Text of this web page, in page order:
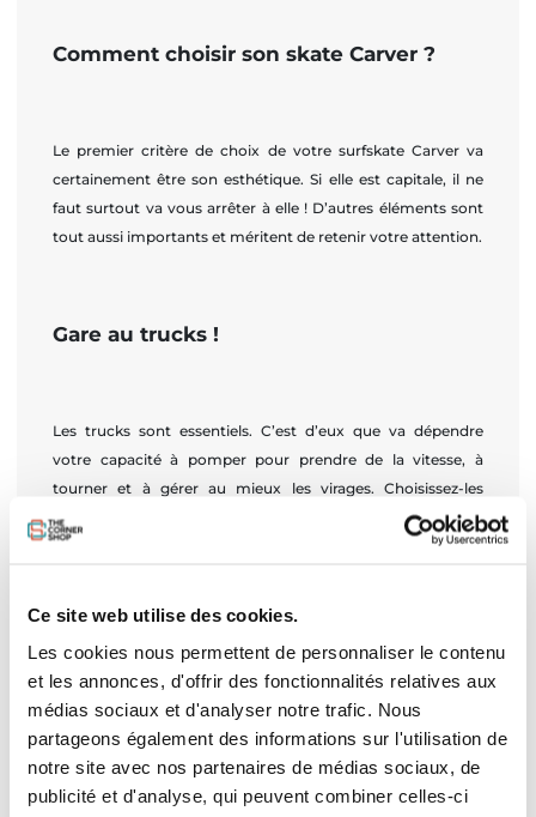
Ce site web utilise des cookies.
Les cookies nous permettent de personnaliser le contenu
et les annonces, d'offrir des fonctionnalités relatives aux
médias sociaux et d'analyser notre trafic. Nous
partageons également des informations sur l'utilisation de
notre site avec nos partenaires de médias sociaux, de
publicité et d'analyse, qui peuvent combiner celles-ci
Comment choisir son skate Carver ?
Le premier critère de choix de votre surfskate Carver va
certainement être son esthétique. Si elle est capitale, il ne
faut surtout va vous arrêter à elle ! D’autres éléments sont
tout aussi importants et méritent de retenir votre attention.
Gare au trucks !
Les trucks sont essentiels. C’est d’eux que va dépendre
votre capacité à pomper pour prendre de la vitesse, à
tourner et à gérer au mieux les virages. Choisissez-les
soigneusement et veillez à ce qu’ils soient adaptés à votre
pratique. Certains vont bien sur des planches courtes,
Et pour la planche ?
La forme de la planche a également son importance.